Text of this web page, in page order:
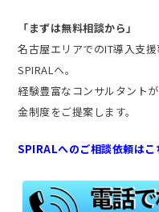
「まずは無料相談から」
名古屋エリアでのIT導入支
SPIRALへ。
経験豊富なコンサルタント
金制度をご提案します。
SPIRALへのご相談依頼はこ